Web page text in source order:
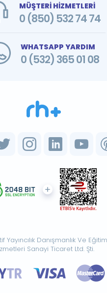
MÜŞTERİ HİZMETLERİ
0 (850) 532 74 74
WHATSAPP YARDIM
0 (532) 365 01 08
Yayıncılık Danışmanlık Ve
Sanayi Ticaret Ltd. Şti.